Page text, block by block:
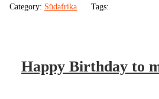
Category: Südafrika Tags:
Happy Birthday to